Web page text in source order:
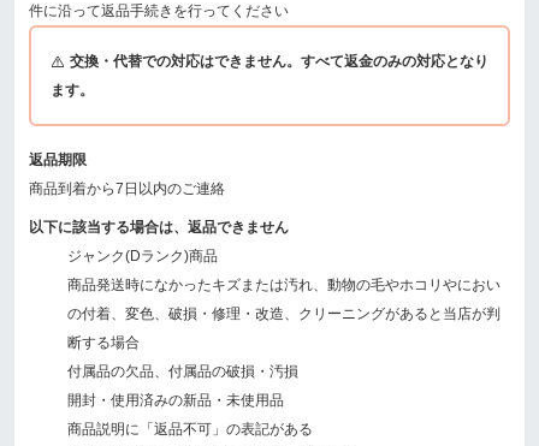
件に沿って返品手続きを行ってください
交換・代替での対応はできません。すべて返金のみの対応となり
ます。
返品期限
商品到着から7日以内のご連絡
以下に該当する場合は、返品できません
ジャンク(Dランク)商品
商品発送時になかったキズまたは汚れ、動物の毛やホコリやにおい
の付着、変色、破損・修理・改造、クリーニングがあると当店が判
断する場合
付属品の欠品、付属品の破損・汚損
開封・使用済みの新品・未使用品
商品説明に「返品不可」の表記がある